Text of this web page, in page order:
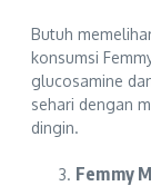
Butuh
konsumsi
glucosamine
sehari dengan
dingin.
Femmy